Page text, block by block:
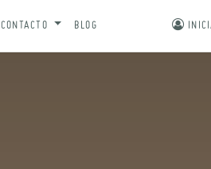
CONTACTO BLOG